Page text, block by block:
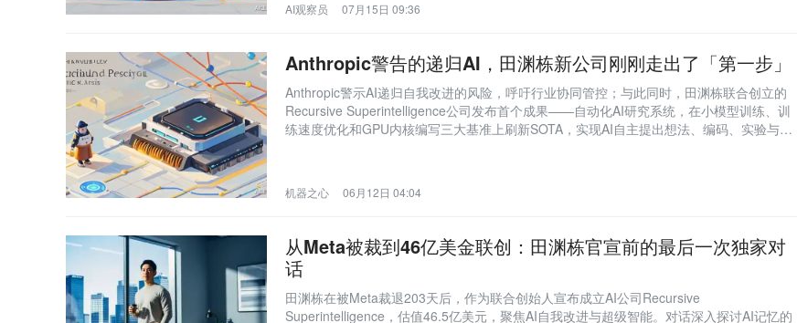
AI观察员 07月15日 09:36
Anthropic警告的递归AI，田渊栋新公司刚刚走出了「第一步」
Anthropic警示AI递归自我改进的风险，呼吁行业协同管控；与此同时，田渊栋联合创立的
Recursive Superintelligence公司发布首个成果——自动化AI研究系统，在小模型训练、训
练速度优化和GPU内核编写三大基准上刷新SOTA，实现AI自主提出想法、编码、实验与迭
机器之心 06月12日 04:04
从Meta被裁到46亿美金联创：田渊栋官宣前的最后一次独家对
话
田渊栋在被Meta裁退203天后，作为联合创始人宣布成立AI公司Recursive
Superintelligence，估值46.5亿美元，聚焦AI自我改进与超级智能。对话深入探讨AI记忆的